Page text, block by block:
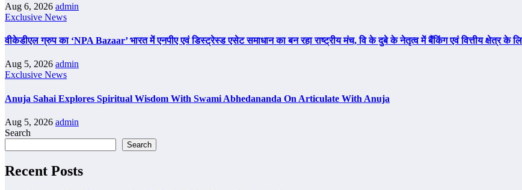
Aug 6, 2026 admin
Exclusive News
वीकेडीएल ग्रुप का ‘NPA Bazaar’ भारत में एनपीए एवं डिस्ट्रेस्ड एसेट समाधान का बन रहा राष्ट्रीय मंच, वि के दुबे के नेतृत्व में बैंकिंग एवं वित्तीय क्षेत्र के
Aug 5, 2026 admin
Exclusive News
Anuja Sahai Explores Spiritual Wisdom With Swami Abhedananda On Articulate With Anuja
Aug 5, 2026 admin
Search
Search
Recent Posts